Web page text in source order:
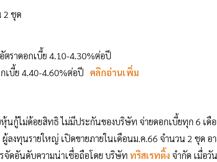
2 ชุด
ราดอกเบี้ย 4.10-4.30%ต่อปี
เบี้ย 4.40-4.60%ต่อปี
คลิกอ่านเพิ่ม
นกู้ไม่ด้อยสิทธิ ไม่มีประกันของบริษัท จ่ายดอกเบี้ยทุก 6 เดื
งทุนรายใหญ่ เปิดขายภายในเดือนม.ค.66 จำนวน 2 ชุด อ
จัดอันดับความน่าเชื่อถือโดย บริษัท ทริสเรทติ้ง จำกัด เมื่อวั